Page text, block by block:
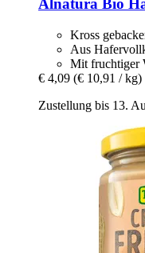
Alnatura Bio
Kross
Aus
Mit fruchtiger
€ 4,09 (€ 10,91 / kg)
Zustellung bis 13.